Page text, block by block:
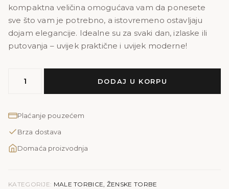
kompaktna veličina omogućava vam da ponesete
sve što vam je potrebno, a istovremeno ostavljaju
dojam elegancije. Idealne su za svaki dan, izlaske ili
putovanja – uvijek praktične i uvijek moderne!
UNA
količina
DODAJ U KORPU
Plaćanje pouzećem
Brza dostava
Domaća proizvodnja
KATEGORIJE: MALE TORBICE, ŽENSKE TORBE